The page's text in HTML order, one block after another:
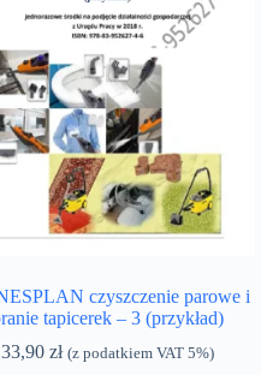
czyszczenie parowe i
tapicerek – 3 (przykład)
33,90 zł (z podatkiem VAT 5%)